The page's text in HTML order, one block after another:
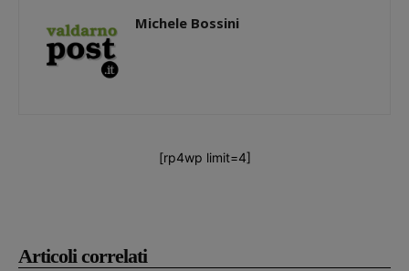
Articoli correlati
Michele Bossini
[rp4wp limit=4]